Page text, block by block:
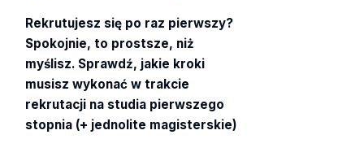
Rekrutujesz się po raz pierwszy?
Spokojnie, to prostsze, niż
myślisz. Sprawdź, jakie kroki
musisz wykonać w trakcie
rekrutacji na studia pierwszego
stopnia (+ jednolite magisterskie)